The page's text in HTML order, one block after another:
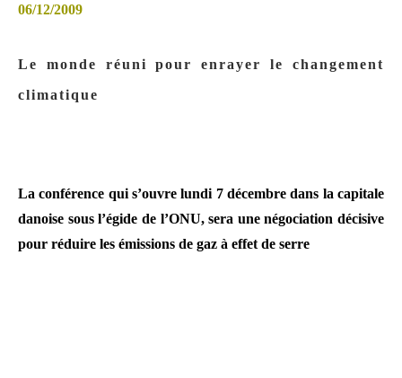
06/12/2009
Le monde réuni pour enrayer le changement
climatique
La conférence qui s’ouvre lundi 7 décembre dans la capitale
danoise sous l’égide de l’ONU, sera une négociation décisive
pour réduire les émissions de gaz à effet de serre